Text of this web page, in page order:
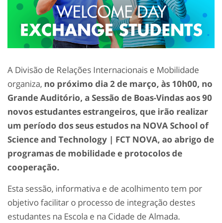
A Divisão de Relações Internacionais e Mobilidade
organiza, no próximo dia 2 de março, às 10h00, no
Grande Auditório, a Sessão de Boas-Vindas aos 90
novos estudantes estrangeiros, que irão realizar
um período dos seus estudos na NOVA School of
Science and Technology | FCT NOVA, ao abrigo de
programas de mobilidade e protocolos de
cooperação.
Esta sessão, informativa e de acolhimento tem por
objetivo facilitar o processo de integração destes
estudantes na Escola e na Cidade de Almada.